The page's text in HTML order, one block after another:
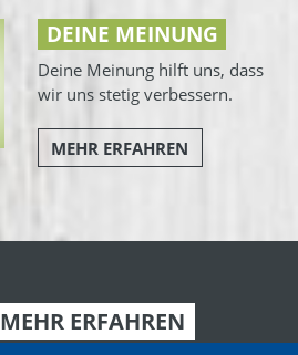
DEINE MEINUNG
Deine Meinung hilft uns, dass
wir uns stetig verbessern.
MEHR ERFAHREN
MEHR ERFAHREN